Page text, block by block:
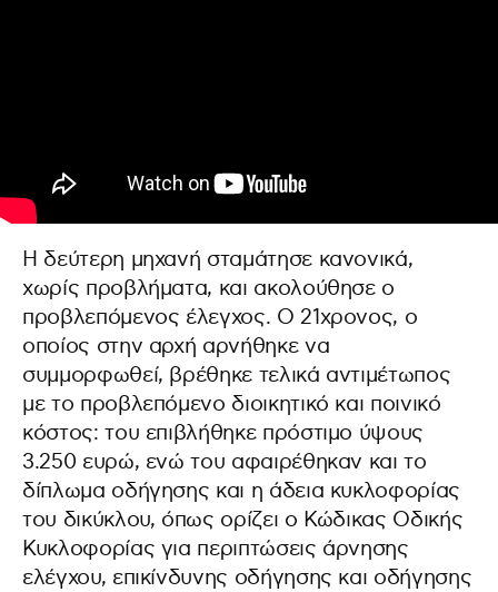
Η δεύτερη μηχανή σταμάτησε κανονικά,
χωρίς προβλήματα, και ακολούθησε ο
προβλεπόμενος έλεγχος. Ο 21χρονος, ο
οποίος στην αρχή αρνήθηκε να
συμμορφωθεί, βρέθηκε τελικά αντιμέτωπος
με το προβλεπόμενο διοικητικό και ποινικό
κόστος: του επιβλήθηκε πρόστιμο ύψους
3.250 ευρώ, ενώ του αφαιρέθηκαν και το
δίπλωμα οδήγησης και η άδεια κυκλοφορίας
του δικύκλου, όπως ορίζει ο Κώδικας Οδικής
Κυκλοφορίας για περιπτώσεις άρνησης
ελέγχου, επικίνδυνης οδήγησης και οδήγησης